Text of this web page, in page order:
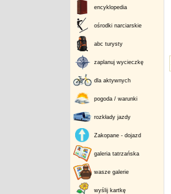
encyklopedia
ośrodki narciarskie
abc turysty
zaplanuj wycieczkę
dla aktywnych
pogoda / warunki
rozkłady jazdy
Zakopane - dojazd
galeria tatrzańska
wasze galerie
wyślij kartkę